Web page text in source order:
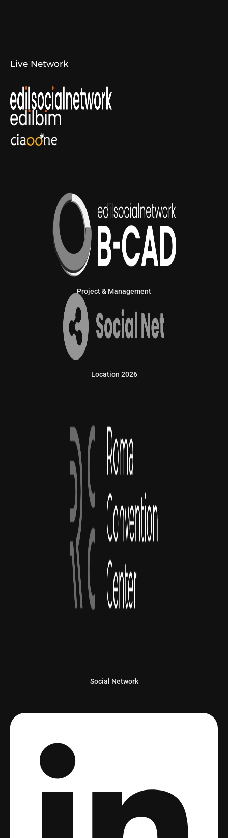
Live Network
Project & Management
Location 2026
Social Network